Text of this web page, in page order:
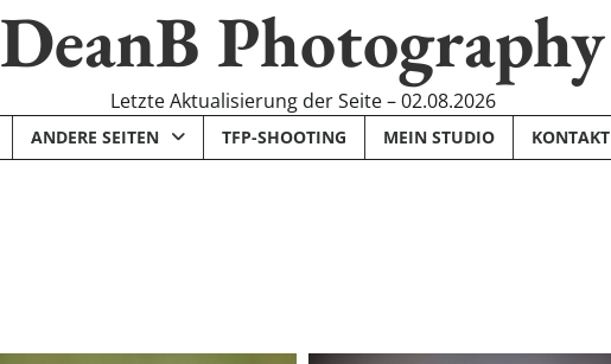
DeanB Photography
Letzte Aktualisierung der Seite – 02.08.2026
ANDERE SEITEN TFP-SHOOTING MEIN STUDIO KONTAKT